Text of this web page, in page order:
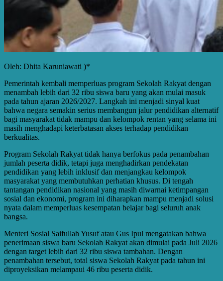
Oleh: Dhita Karuniawati )*
Pemerintah kembali memperluas program Sekolah Rakyat dengan
menambah lebih dari 32 ribu siswa baru yang akan mulai masuk
pada tahun ajaran 2026/2027. Langkah ini menjadi sinyal kuat
bahwa negara semakin serius membangun jalur pendidikan alternatif
bagi masyarakat tidak mampu dan kelompok rentan yang selama ini
masih menghadapi keterbatasan akses terhadap pendidikan
berkualitas.
Program Sekolah Rakyat tidak hanya berfokus pada penambahan
jumlah peserta didik, tetapi juga menghadirkan pendekatan
pendidikan yang lebih inklusif dan menjangkau kelompok
masyarakat yang membutuhkan perhatian khusus. Di tengah
tantangan pendidikan nasional yang masih diwarnai ketimpangan
sosial dan ekonomi, program ini diharapkan mampu menjadi solusi
nyata dalam memperluas kesempatan belajar bagi seluruh anak
bangsa.
Menteri Sosial Saifullah Yusuf atau Gus Ipul mengatakan bahwa
penerimaan siswa baru Sekolah Rakyat akan dimulai pada Juli 2026
dengan target lebih dari 32 ribu siswa tambahan. Dengan
penambahan tersebut, total siswa Sekolah Rakyat pada tahun ini
diproyeksikan melampaui 46 ribu peserta didik.